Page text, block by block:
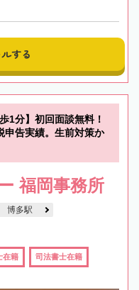
する
1分】初回面談無料！
申告実績。生前対策か
福岡事務所
博多駅
在籍 司法書士在籍